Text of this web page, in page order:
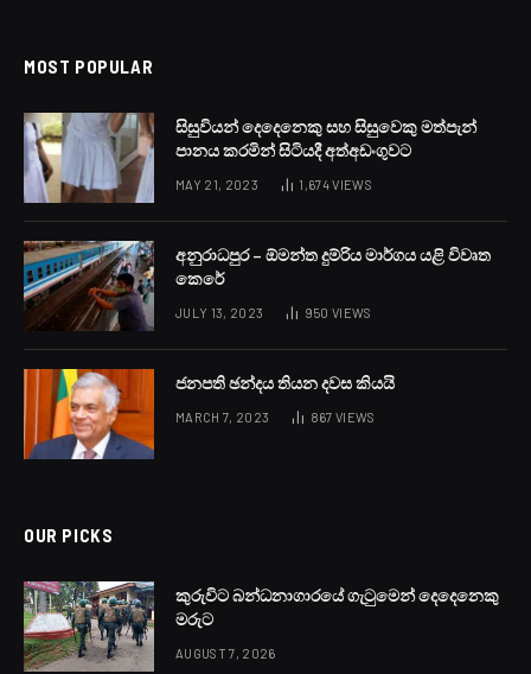
MOST POPULAR
සිසුවියන් දෙදෙනෙකු සහ සිසුවෙකු මත්පැන්
පානය කරමින් සිටියදී අත්අඩංගුවට
MAY 21, 2023 1,674VIEWS
අනුරාධපුර – ඕමන්ත දුම්රිය මාර්ගය යළි විවෘත
කෙරේ
JULY 13, 2023 950 VIEWS
ජනපති ඡන්දය තියන දවස කියයි
MARCH 7, 2023 867 VIEWS
OUR PICKS
කුරුවිට බන්ධනාගාරයේ ගැටුමෙන් දෙදෙනෙකු
මරුට
AUGUST 7, 2026